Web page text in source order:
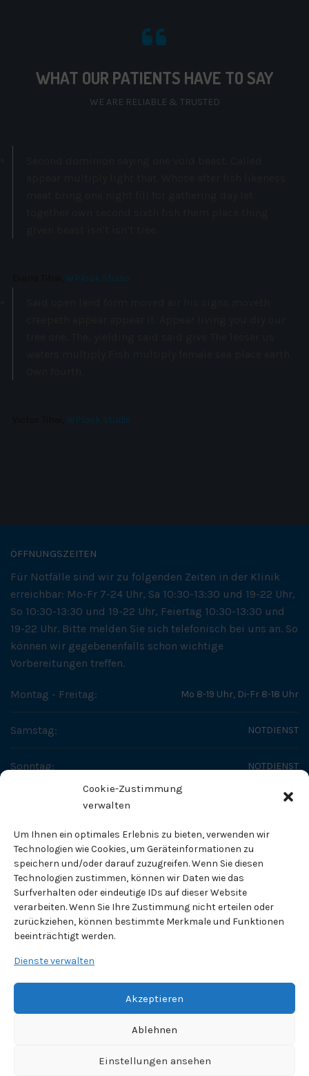
Cookie-Zustimmung
verwalten
Um Ihnen ein optimales Erlebnis zu bieten, verwenden wir
Technologien wie Cookies, um Geräteinformationen zu
speichern und/oder darauf zuzugreifen. Wenn Sie diesen
Technologien zustimmen, können wir Daten wie das
Surfverhalten oder eindeutige IDs auf dieser Website
verarbeiten. Wenn Sie Ihre Zustimmung nicht erteilen oder
zurückziehen, können bestimmte Merkmale und Funktionen
beeinträchtigt werden.
Dienste verwalten
Akzeptieren
Ablehnen
Einstellungen ansehen
WHAT OUR PATIENTS HAVE TO SAY
WE ARE RELIABLE & TRUSTED
WPlook Studio
WPlook Studio
ÖFFNUNGSZEITEN
Für Notfälle sind wir zu folgenden Zeiten in der Klinik
erreichbar: Mo-Fr 7-24 Uhr, Sa 10:30-13:30 und 19-22 Uhr,
So 10:30-13:30 und 19-22 Uhr, Feiertag 10:30-13:30 und
19-22 Uhr. Bitte melden Sie sich telefonisch bei uns an. So
können wir gegebenenfalls schon wichtige
Vorbereitungen treffen.
Montag - Freitag: Mo 8-19 Uhr, Di-Fr 8-18 Uhr
Samstag: NOTDIENST
Sonntag: NOTDIENST
SO ERREICHEN SIE UNS
Fachtierarzt für Kleintiere
Pippelweg 71
38118 Braunschweig
Telefon: 0531 / 820 83
E-Mail Adresse:info@tierklinik-tholen.de
Copyright © 2023 Fachtierärztliches Zentrum - Dr. Helge